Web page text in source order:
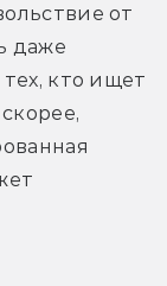
от
даже
кто ищет